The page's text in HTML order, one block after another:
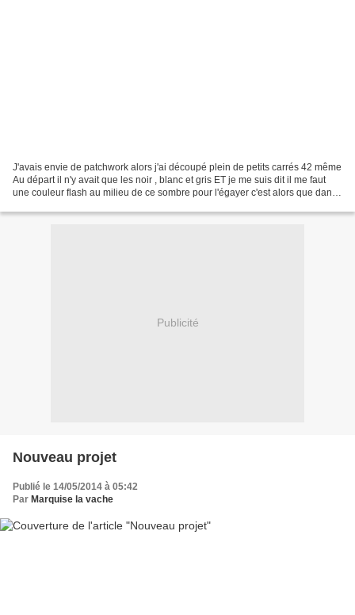
J'avais envie de patchwork alors j'ai découpé plein de petits carrés 42 même
Au départ il n'y avait que les noir , blanc et gris ET je me suis dit il me faut
une couleur flash au milieu de ce sombre pour l'égayer c'est alors que dans
Publicité
Nouveau projet
Publié le 14/05/2014 à 05:42
Par Marquise la vache